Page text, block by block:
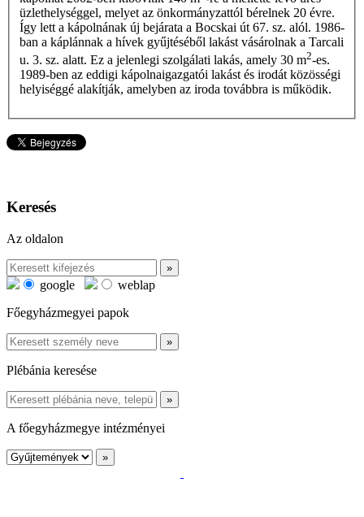
üzlethelységgel, melyet az önkormányzattól bérelnek 20 évre.
Így lett a kápolnának új bejárata a Bocskai út 67. sz. alól. 1986-
ban a káplánnak a hívek gyűjtéséből lakást vásárolnak a Tarcali
u. 3. sz. alatt. Ez a jelenlegi szolgálati lakás, amely 30 m2-es.
1989-ben az eddigi kápolnaigazgatói lakást és irodát közösségi
helyiséggé alakítják, amelyben az iroda továbbra is működik.
Keresés
Az oldalon
google
weblap
Főegyházmegyei papok
Plébánia keresése
A főegyházmegye intézményei